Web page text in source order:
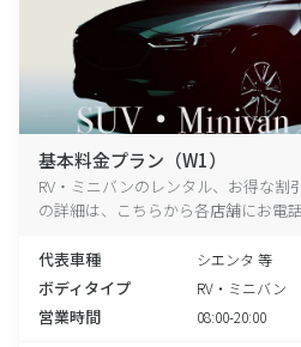
基本料金プラン（W1）
RV・ミニバンのレンタル、お得な割
の詳細は、こちらから各店舗にお電話
代表車種 シエンタ 等
ボディタイプ RV・ミニバン
営業時間 08:00-20:00